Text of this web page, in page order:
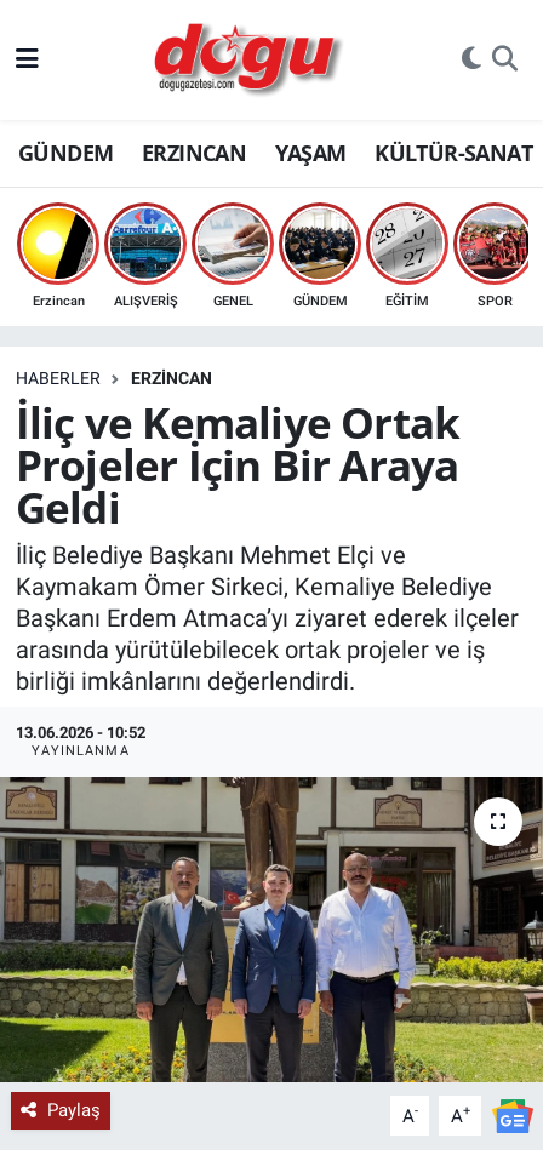
GÜNDEM ERZINCAN YAŞAM KÜLTÜR-SANAT
Erzincan ALIŞVERİŞ GENEL GÜNDEM EĞİTİM SPOR
HABERLER ERZINCAN
İliç ve Kemaliye Ortak
Projeler İçin Bir Araya
Geldi
İliç Belediye Başkanı Mehmet Elçi ve
Kaymakam Ömer Sirkeci, Kemaliye Belediye
Başkanı Erdem Atmaca’yı ziyaret ederek ilçeler
arasında yürütülebilecek ortak projeler ve iş
birliği imkânlarını değerlendirdi.
13.06.2026 - 10:52
YAYINLANMA
Paylaş A- A+
ERZINCAN
GÜNDEM
ERZİNCAN FOTOĞRAFLARI
SAĞLIK
Bilim, teknoloji
GENEL
KÜLTÜR-SANAT
Yerel Haber
SPOR
YAŞAM
RESMİ İLAN